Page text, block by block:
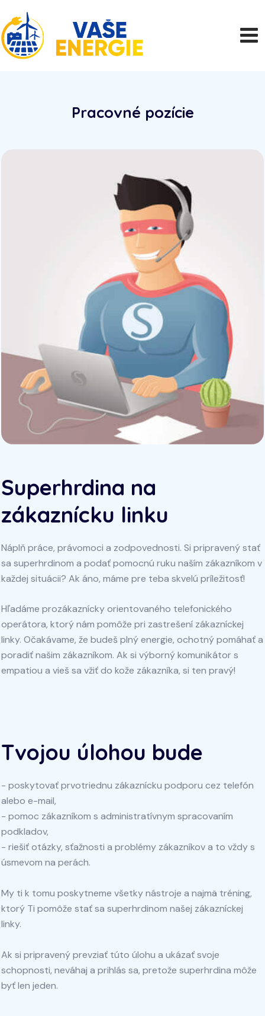
Pracovné pozície
Superhrdina na
zákaznícku linku
Náplň práce, právomoci a zodpovednosti. Si pripravený stať
sa superhrdinom a podať pomocnú ruku naším zákazníkom v
každej situácii? Ak áno, máme pre teba skvelú príležitosť!
Hľadáme prozákaznícky orientovaného telefonického
operátora, ktorý nám pomôže pri zastrešení zákazníckej
linky. Očakávame, že budeš plný energie, ochotný pomáhať a
poradiť našim zákazníkom. Ak si výborný komunikátor s
empatiou a vieš sa vžiť do kože zákazníka, si ten pravý!
Tvojou úlohou bude
- poskytovať prvotriednu zákaznícku podporu cez telefón
alebo e-mail,
- pomoc zákazníkom s administratívnym spracovaním
podkladov,
- riešiť otázky, sťažnosti a problémy zákazníkov a to vždy s
úsmevom na perách.
My ti k tomu poskytneme všetky nástroje a najmä tréning,
ktorý Ti pomôže stať sa superhrdinom našej zákazníckej
linky.
Ak si pripravený prevziať túto úlohu a ukázať svoje
schopnosti, neváhaj a prihlás sa, pretože superhrdina môže
byť len jeden.